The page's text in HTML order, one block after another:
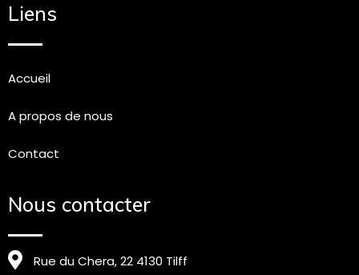
Liens
Accueil
A propos de nous
Contact
Nous contacter
Rue du Chera, 22 4130 Tilff